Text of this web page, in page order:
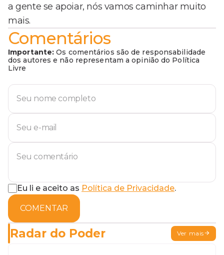
a gente se apoiar, nós vamos caminhar muito
mais.
Comentários
Importante: Os comentários são de responsabilidade
dos autores e não representam a opinião do Política
Livre
Eu li e aceito as Política de Privacidade.
COMENTAR
Radar do Poder Ver mais